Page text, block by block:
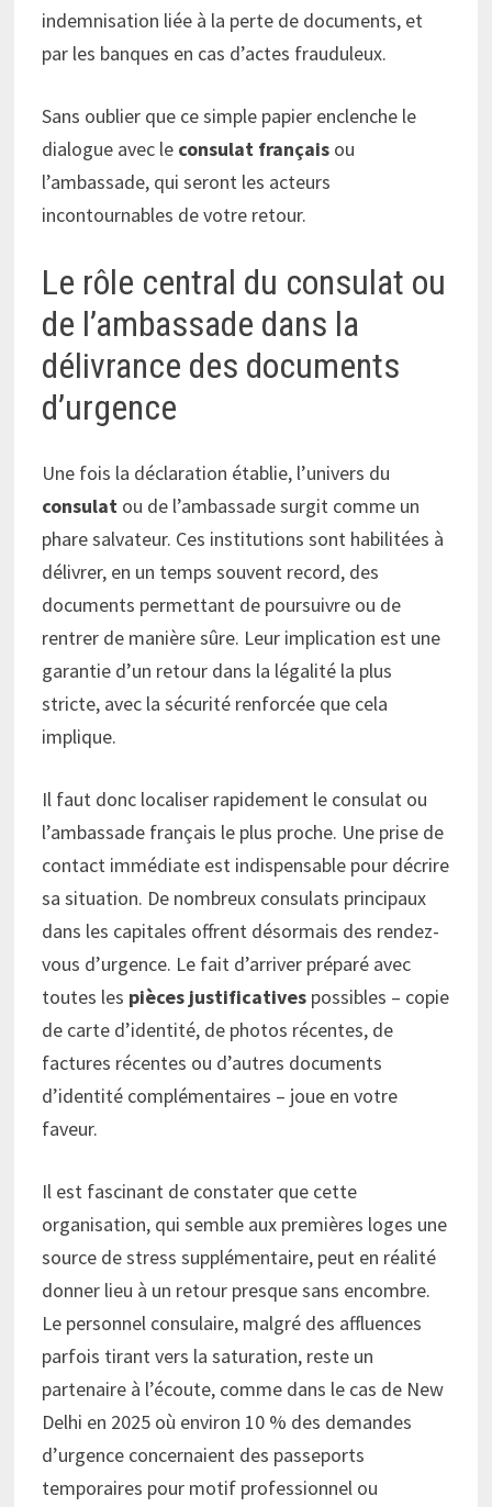
indemnisation liée à la perte de documents, et
par les banques en cas d’actes frauduleux.
Sans oublier que ce simple papier enclenche le
dialogue avec le consulat français ou
l’ambassade, qui seront les acteurs
incontournables de votre retour.
Le rôle central du consulat ou
de l’ambassade dans la
délivrance des documents
d’urgence
Une fois la déclaration établie, l’univers du
consulat ou de l’ambassade surgit comme un
phare salvateur. Ces institutions sont habilitées à
délivrer, en un temps souvent record, des
documents permettant de poursuivre ou de
rentrer de manière sûre. Leur implication est une
garantie d’un retour dans la légalité la plus
stricte, avec la sécurité renforcée que cela
implique.
Il faut donc localiser rapidement le consulat ou
l’ambassade français le plus proche. Une prise de
contact immédiate est indispensable pour décrire
sa situation. De nombreux consulats principaux
dans les capitales offrent désormais des rendez-
vous d’urgence. Le fait d’arriver préparé avec
toutes les pièces justificatives possibles – copie
de carte d’identité, de photos récentes, de
factures récentes ou d’autres documents
d’identité complémentaires – joue en votre
faveur.
Il est fascinant de constater que cette
organisation, qui semble aux premières loges une
source de stress supplémentaire, peut en réalité
donner lieu à un retour presque sans encombre.
Le personnel consulaire, malgré des affluences
parfois tirant vers la saturation, reste un
partenaire à l’écoute, comme dans le cas de New
Delhi en 2025 où environ 10 % des demandes
d’urgence concernaient des passeports
temporaires pour motif professionnel ou